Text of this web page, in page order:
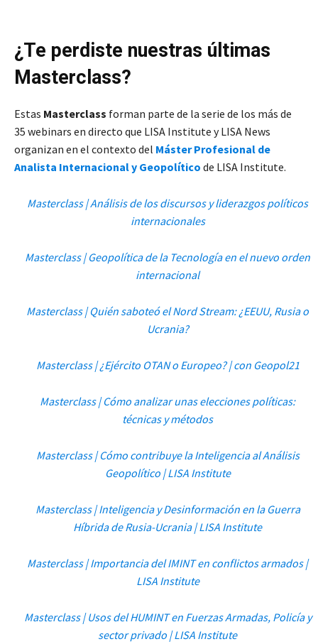
¿Te perdiste nuestras últimas
Masterclass?
Estas Masterclass forman parte de la serie de los más de
35 webinars en directo que LISA Institute y LISA News
organizan en el contexto del Máster Profesional de
Analista Internacional y Geopolítico de LISA Institute.
Masterclass | Análisis de los discursos y liderazgos políticos
internacionales
Masterclass | Geopolítica de la Tecnología en el nuevo orden
internacional
Masterclass | Quién saboteó el Nord Stream: ¿EEUU, Rusia o
Ucrania?
Masterclass | ¿Ejército OTAN o Europeo? | con Geopol21
Masterclass | Cómo analizar unas elecciones políticas:
técnicas y métodos
Masterclass | Cómo contribuye la Inteligencia al Análisis
Geopolítico | LISA Institute
Masterclass | Inteligencia y Desinformación en la Guerra
Híbrida de Rusia-Ucrania | LISA Institute
Masterclass | Importancia del IMINT en conflictos armados |
LISA Institute
Masterclass | Usos del HUMINT en Fuerzas Armadas, Policía y
sector privado | LISA Institute